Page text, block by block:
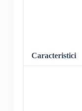
Caracteristici